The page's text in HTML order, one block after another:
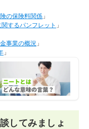
の保険料関係 」
するパンフレット 」
事業の概況 」
」
してみましょ